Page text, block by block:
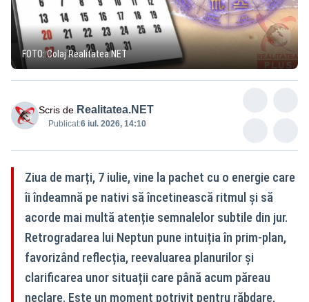
FOTO: Colaj Realitatea.NET
Scris de Realitatea.NET
Publicat:6 iul. 2026, 14:10
Ziua de marți, 7 iulie, vine la pachet cu o energie care
îi îndeamnă pe nativi să încetinească ritmul și să
acorde mai multă atenție semnalelor subtile din jur.
Retrogradarea lui Neptun pune intuiția în prim-plan,
favorizând reflecția, reevaluarea planurilor și
clarificarea unor situații care până acum păreau
neclare. Este un moment potrivit pentru răbdare,